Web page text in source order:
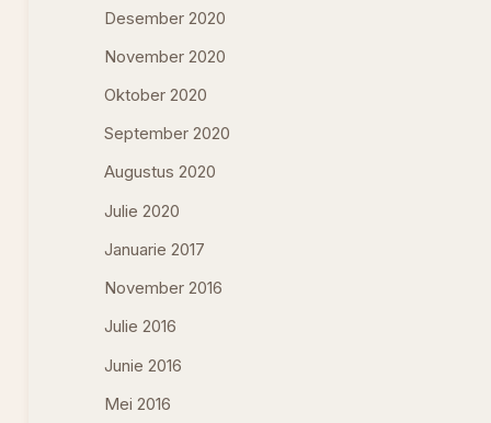
Desember 2020
November 2020
Oktober 2020
September 2020
Augustus 2020
Julie 2020
Januarie 2017
November 2016
Julie 2016
Junie 2016
Mei 2016